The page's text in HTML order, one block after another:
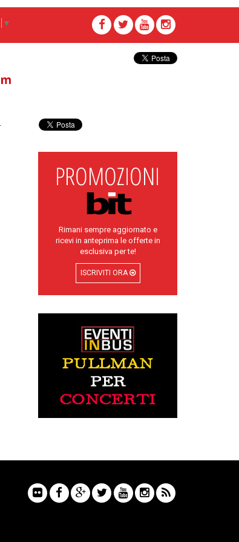
▼
Rimani sempre aggiornato e
ricevi in anteprima le offerte in
esclusiva per te!
ISCRIVITI ORA